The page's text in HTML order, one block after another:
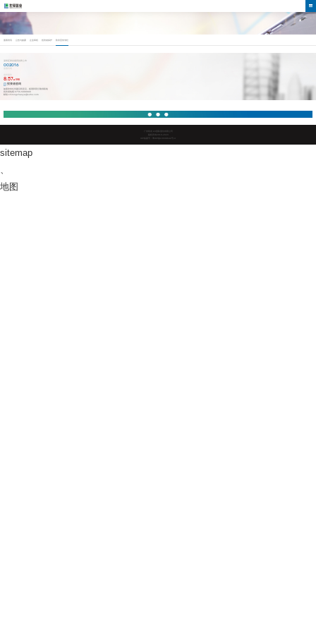
股票资讯 公告与披露 企业章程 投资者保护 防非宣传专栏
深圳证券交易所挂牌上市
002016
8.57
RMB
投资者咨询
如果您有任何建议和意见，烦请和我们取得联络
投资者热线:0756-5888899
邮箱:shirongzhaoye@sohu.com
广东凯发·k8国际股份有限公司
版权所有2019-2023
ICP备案号：粤ICP备10038642号-4
sitemap
、
地图